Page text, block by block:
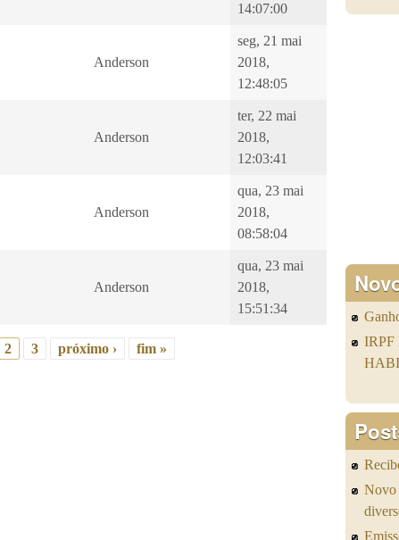
14:07:00
Anderson
seg, 21 mai
2018,
12:48:05
Anderson
ter, 22 mai
2018,
12:03:41
Anderson
qua, 23 mai
2018,
08:58:04
Anderson
qua, 23 mai
2018,
15:51:34
2 3 próximo › fim »
IRPF
Novo